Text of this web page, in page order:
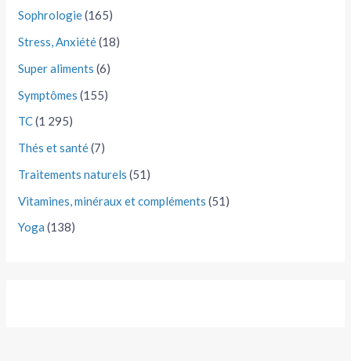
Sophrologie(165)
Stress, Anxiété(18)
Super aliments (6)
Symptômes (155)
TC(1 295)
Thés et santé(7)
Traitements naturels (51)
Vitamines, minéraux et compléments (51)
Yoga (138)